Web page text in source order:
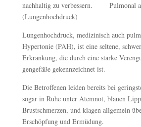
nachhaltig zu verbessern. Pulmonal
(Lungenhochdruck)
Lungenhochdruck, medizinisch auch
Hypertonie (PAH), ist eine seltene,
Erkrankung, die durch eine starke
gengefäße gekennzeichnet ist.
Die Betroffenen leiden bereits bei
sogar in Ruhe unter Atemnot, blauen
Brustschmerzen, und klagen allgemein
Erschöpfung und Ermüdung.